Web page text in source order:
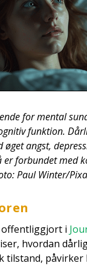
for men­tal
funk­tion.
øget angst,
er for­bun­det med
Paul Winter/
i
hvor­dan
til­stand,